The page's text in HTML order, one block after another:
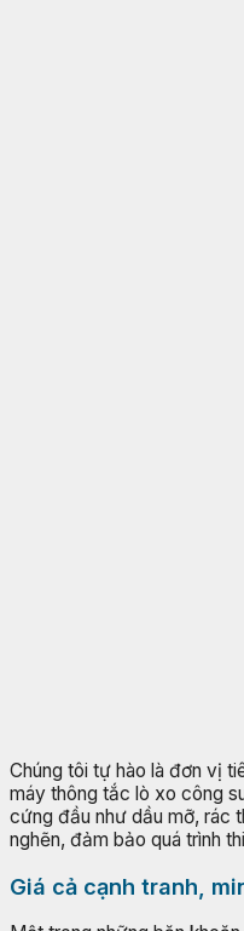
Chúng tôi tự hào là đơn vị
máy thông tắc lò xo công
cứng đầu như dầu mỡ, rác
nghẽn, đảm bảo quá trình
Giá cả cạnh tranh,